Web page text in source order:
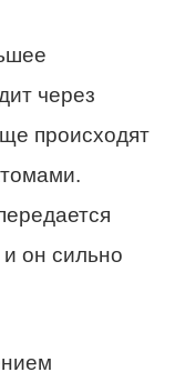
через
происходят
он сильно